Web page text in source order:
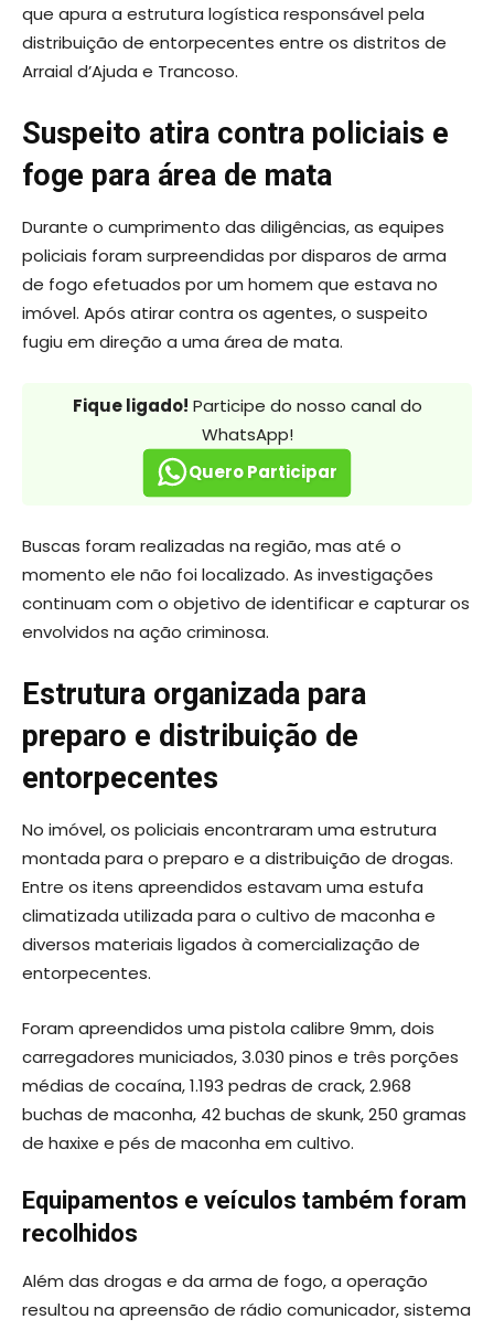
que apura a estrutura logística responsável pela
distribuição de entorpecentes entre os distritos de
Arraial d’Ajuda e Trancoso.
Suspeito atira contra policiais e
foge para área de mata
Durante o cumprimento das diligências, as equipes
policiais foram surpreendidas por disparos de arma
de fogo efetuados por um homem que estava no
imóvel. Após atirar contra os agentes, o suspeito
fugiu em direção a uma área de mata.
Fique ligado! Participe do nosso canal do
WhatsApp!
Quero Participar
Buscas foram realizadas na região, mas até o
momento ele não foi localizado. As investigações
continuam com o objetivo de identificar e capturar os
envolvidos na ação criminosa.
Estrutura organizada para
preparo e distribuição de
entorpecentes
No imóvel, os policiais encontraram uma estrutura
montada para o preparo e a distribuição de drogas.
Entre os itens apreendidos estavam uma estufa
climatizada utilizada para o cultivo de maconha e
diversos materiais ligados à comercialização de
entorpecentes.
Foram apreendidos uma pistola calibre 9mm, dois
carregadores municiados, 3.030 pinos e três porções
médias de cocaína, 1.193 pedras de crack, 2.968
buchas de maconha, 42 buchas de skunk, 250 gramas
de haxixe e pés de maconha em cultivo.
Equipamentos e veículos também foram
recolhidos
Além das drogas e da arma de fogo, a operação
resultou na apreensão de rádio comunicador, sistema